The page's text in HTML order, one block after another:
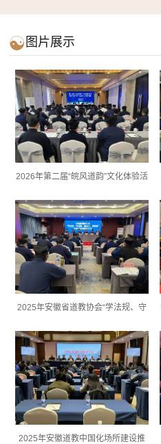
 图片展示
2026年第二届“皖风道韵”文化体验活
2025年安徽省道教协会“学法规、守
题学习班...
2025年安徽道教中国化场所建设推